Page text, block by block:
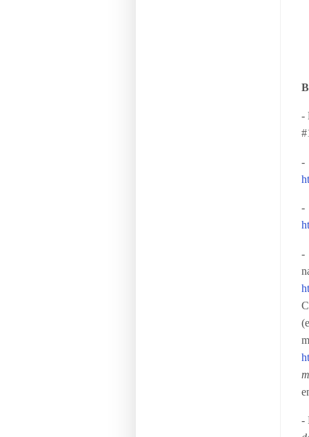
-
-
-
-
-